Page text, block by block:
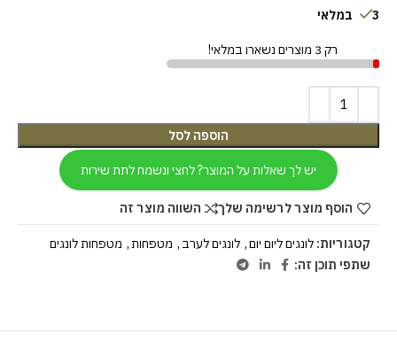
3 במלאי
רק 3 מוצרים נשארו במלאי!
הוספה לסל
יש לך שאלות על המוצר? לחצי ונשמח לתת שירות
הוסף מוצר לרשימה שלך השווה מוצר זה
קטגוריות: לונגים ליום יום, לונגים לערב , מטפחות, מטפחות לונגים
שתפי תוכן זה: